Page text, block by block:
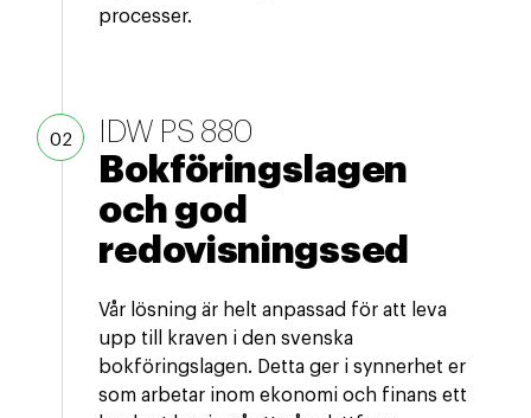
processer.
IDW PS 880
Bokföringslagen
och god
redovisningssed
Vår lösning är helt anpassad för att leva
upp till kraven i den svenska
bokföringslagen. Detta ger i synnerhet er
som arbetar inom ekonomi och finans ett